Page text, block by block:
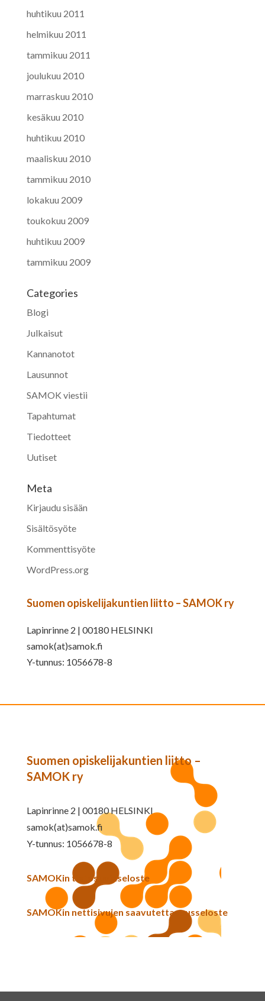
huhtikuu 2011
helmikuu 2011
tammikuu 2011
joulukuu 2010
marraskuu 2010
kesäkuu 2010
huhtikuu 2010
maaliskuu 2010
tammikuu 2010
lokakuu 2009
toukokuu 2009
huhtikuu 2009
tammikuu 2009
Categories
Blogi
Julkaisut
Kannanotot
Lausunnot
SAMOK viestii
Tapahtumat
Tiedotteet
Uutiset
Meta
Kirjaudu sisään
Sisältösyöte
Kommenttisyöte
WordPress.org
Suomen opiskelijakuntien liitto – SAMOK ry
Lapinrinne 2 | 00180 HELSINKI
samok(at)samok.fi
Y-tunnus: 1056678-8
Suomen opiskelijakuntien liitto –
SAMOK ry
Lapinrinne 2 | 00180 HELSINKI
samok(at)samok.fi
Y-tunnus: 1056678-8
SAMOKin tietosuojaseloste
SAMOKin nettisivujen saavutettavuusseloste